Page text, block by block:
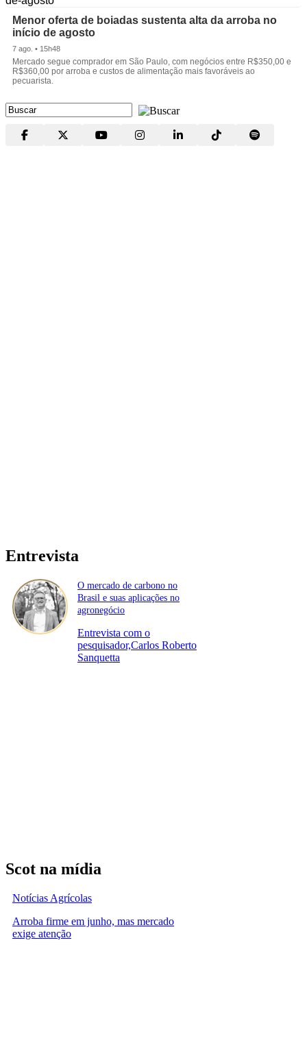
Menor oferta de boiadas sustenta alta da arroba no
início de agosto
7 ago. • 15h48
Mercado segue comprador em São Paulo, com negócios entre R$350,00 e
R$360,00 por arroba e custos de alimentação mais favoráveis ao
pecuarista.
Entrevista
O mercado de carbono no
Brasil e suas aplicações no
agronegócio
Entrevista com o
pesquisador,Carlos Roberto
Sanquetta
Scot na mídia
Notícias Agrícolas
Arroba firme em junho, mas mercado
exige atenção